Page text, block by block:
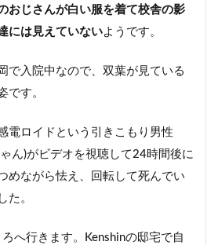
おじさんが白い服を着て校舎の影
には見えていないようです。
で入院中なので、双葉が見ている
です。
電ロイドという引きこもり男性
ん)がビデオを視聴して24時間後に
めながら怯え、回転して死んでい
た。
へ行きます。Kenshinの邸宅で自